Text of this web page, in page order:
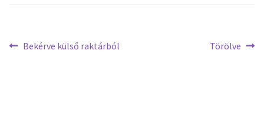
Bekérve külső raktárból Törölve